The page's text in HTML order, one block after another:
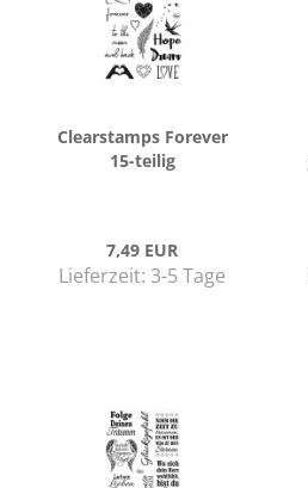
Cle­ar­stamps Fo­re­ver
15-​tei­lig
7,49 EUR
Lieferzeit: 3-5 Tage